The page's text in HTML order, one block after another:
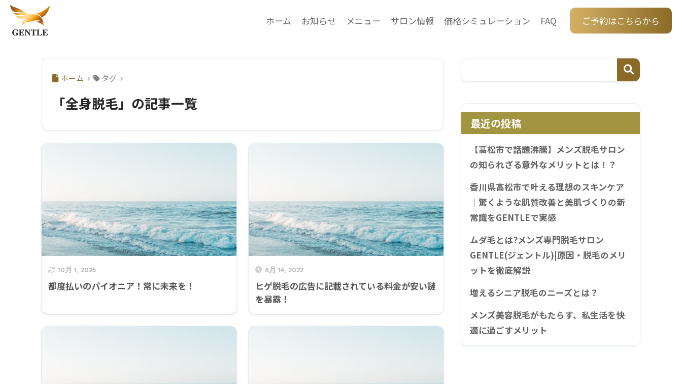
ホーム お知らせ メニュー サロン情報 価格シミュレーション FAQ ご予約はこちらから
ホーム タグ
「全身脱毛」の記事一覧
10月 1, 2025
都度払いのパイオニア！常に未来を！
6月 14, 2022
ヒゲ脱毛の広告に記載されている料金が安い謎
を暴露！
最近の投稿
【高松市で話題沸騰】メンズ脱毛サロン
の知られざる意外なメリットとは！？
香川県高松市で叶える理想のスキンケア
｜驚くような肌質改善と美肌づくりの新
常識をGENTLEで実感
ムダ毛とは?メンズ専門脱毛サロン
GENTLE(ジェントル)|原因・脱毛のメリ
ットを徹底解説
増えるシニア脱毛のニーズとは？
メンズ美容脱毛がもたらす、私生活を快
適に過ごすメリット